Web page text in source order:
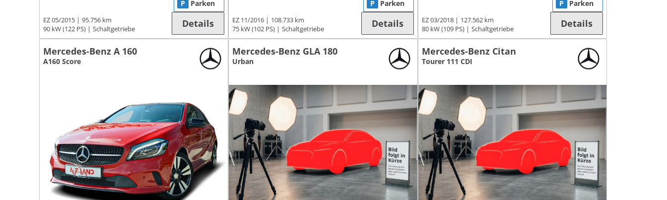
EZ 05/2015
95.756 km
90 kW (122 PS)
Schaltgetriebe
P Parken
Details EZ 11/2016
108.733 km
75 kW (102 PS)
Schaltgetriebe
P Parken
Details EZ 03/2018
127.562 km
80 kW (109 PS)
Schaltgetriebe
P Parken
Details
Mercedes-Benz A 160
A160 Score
Mercedes-Benz GLA 180
Urban
Mercedes-Benz Citan
Tourer 111 CDI